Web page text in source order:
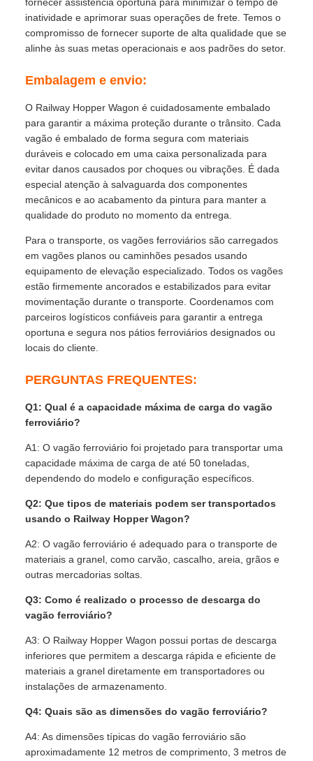
fornecer assistência oportuna para minimizar o tempo de
inatividade e aprimorar suas operações de frete. Temos o
compromisso de fornecer suporte de alta qualidade que se
alinhe às suas metas operacionais e aos padrões do setor.
Embalagem e envio:
O Railway Hopper Wagon é cuidadosamente embalado
para garantir a máxima proteção durante o trânsito. Cada
vagão é embalado de forma segura com materiais
duráveis ​​e colocado em uma caixa personalizada para
evitar danos causados ​​por choques ou vibrações. É dada
especial atenção à salvaguarda dos componentes
mecânicos e ao acabamento da pintura para manter a
qualidade do produto no momento da entrega.
Para o transporte, os vagões ferroviários são carregados
em vagões planos ou caminhões pesados ​​usando
equipamento de elevação especializado. Todos os vagões
estão firmemente ancorados e estabilizados para evitar
movimentação durante o transporte. Coordenamos com
parceiros logísticos confiáveis ​​para garantir a entrega
oportuna e segura nos pátios ferroviários designados ou
locais do cliente.
PERGUNTAS FREQUENTES:
Q1: Qual é a capacidade máxima de carga do vagão
ferroviário?
A1: O vagão ferroviário foi projetado para transportar uma
capacidade máxima de carga de até 50 toneladas,
dependendo do modelo e configuração específicos.
Q2: Que tipos de materiais podem ser transportados
usando o Railway Hopper Wagon?
A2: O vagão ferroviário é adequado para o transporte de
materiais a granel, como carvão, cascalho, areia, grãos e
outras mercadorias soltas.
Q3: Como é realizado o processo de descarga do
vagão ferroviário?
A3: O Railway Hopper Wagon possui portas de descarga
inferiores que permitem a descarga rápida e eficiente de
materiais a granel diretamente em transportadores ou
instalações de armazenamento.
Q4: Quais são as dimensões do vagão ferroviário?
A4: As dimensões típicas do vagão ferroviário são
aproximadamente 12 metros de comprimento, 3 metros de